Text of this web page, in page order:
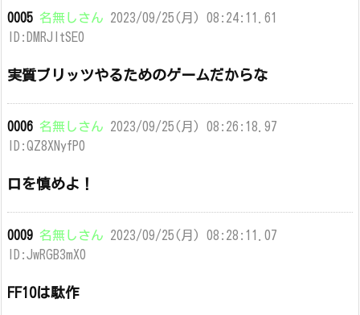
0005 名無しさん 2023/09/25(月) 08:24:11.61
ID:DMRJltSE0
実質ブリッツやるためのゲームだからな
0006 名無しさん 2023/09/25(月) 08:26:18.97
ID:QZ8XNyfP0
口を慎めよ！
0009 名無しさん 2023/09/25(月) 08:28:11.07
ID:JwRGB3mX0
FF10は駄作